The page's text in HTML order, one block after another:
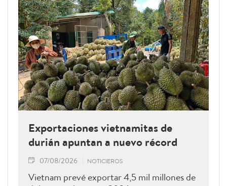
Exportaciones vietnamitas de
durián apuntan a nuevo récord
07/08/2026 NOTICIEROS
Vietnam prevé exportar 4,5 mil millones de